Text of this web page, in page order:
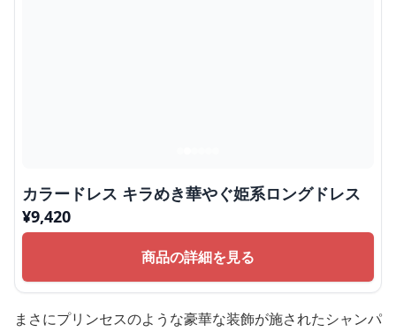
カラードレス キラめき華やぐ姫系ロングドレス
¥9,420
商品の詳細を見る
まさにプリンセスのような豪華な装飾が施されたシャンパ